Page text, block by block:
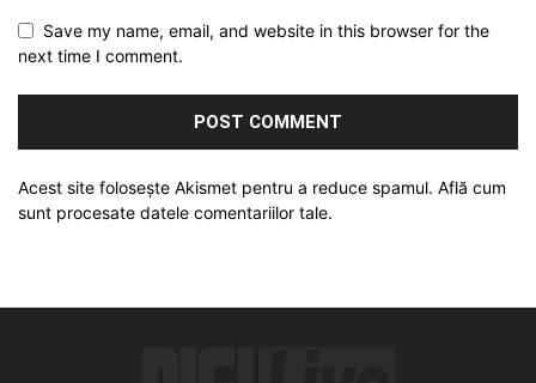
Save my name, email, and website in this browser for the
next time I comment.
Acest site folosește Akismet pentru a reduce spamul. Află cum
sunt procesate datele comentariilor tale.